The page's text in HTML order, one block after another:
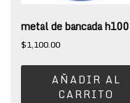
metal de bancada h100
$1,100.00
AÑADIR AL
CARRITO